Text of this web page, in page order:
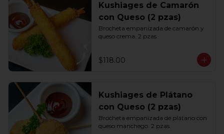
Kushiages de Camarón
con Queso (2 pzas)
Brocheta empanizada de camarón y
queso crema. 2 pzas.
$118.00
Kushiages de Plátano
con Queso (2 pzas)
Brocheta empanizada de plátano con
queso manchego. 2 pzas.